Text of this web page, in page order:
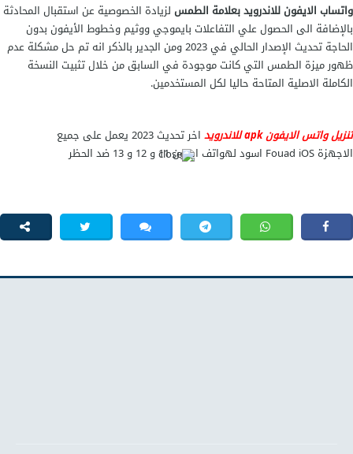
واتساب الايفون للاندرويد بعلامة الطمس لزيادة الخصوصية عن استقبال المحادثة
بالإضافة الى الحصول علي التفاعلات بايموجي ووثيم وخطوط الأيفون بدون
الحاجة تحديث الإصدار الحالي في 2023 ومن الجدير بالذكر انه تم حل مشكلة عدم
ظهور ميزة الطمس التي كانت موجودة في السابق من خلال تثبيت النسخة
الكاملة الاصلية المتاحة حاليا لكل المستخدمين.
تنزيل واتس الايفون apk للاندرويد
اخر تحديث 2023 يعمل على جميع
الاجهزة Fouad iOS اسود لهواتف ايفون 11 و 12 و 13 ضد الحظر